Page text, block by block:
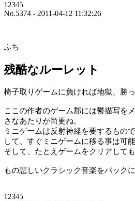
12345
No.5374 - 2011-04-12 11:32:26
ふち
残酷なルーレット
椅子取りゲームに負ければ地獄、勝
ここの作者のゲーム郡には鬱描写を
さなあたりが尚更ね。
ミニゲームは反射神経を要するもの
して、すぐミニゲームに移る事は可能
そして、たとえゲームをクリアして
もの悲しいクラシック音楽をバック
12345